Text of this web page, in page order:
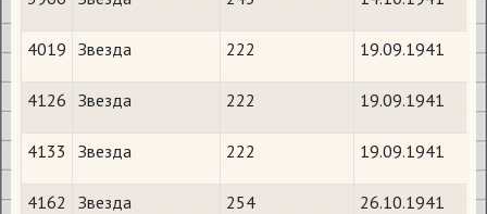
4019 Звезда 222 19.09.1941
4126 Звезда 222 19.09.1941
4133 Звезда 222 19.09.1941
4162 Звезда 254 26.10.1941